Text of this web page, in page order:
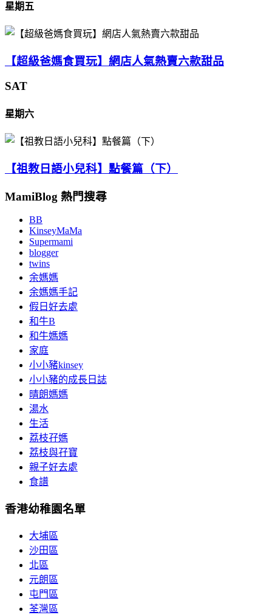
星期五
【超級爸媽食買玩】網店人氣熱賣六款甜品
SAT
星期六
【祖教日語小兒科】點餐篇（下）
MamiBlog 熱門搜尋
BB
KinseyMaMa
Supermami
blogger
twins
余媽媽
余媽媽手記
假日好去處
和牛B
和牛媽媽
家庭
小小豬kinsey
小小豬的成長日誌
晴朗媽媽
湯水
生活
荔枝孖媽
荔枝與孖寶
親子好去處
食譜
香港幼稚園名單
大埔區
沙田區
北區
元朗區
屯門區
荃灣區